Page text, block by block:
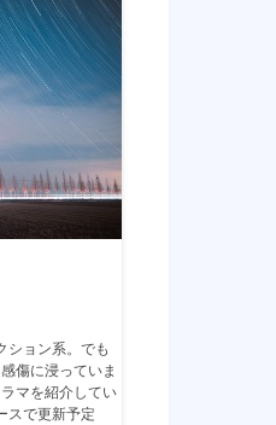
ション系。でも
傷に浸っていま
マを紹介してい
スで更新予定